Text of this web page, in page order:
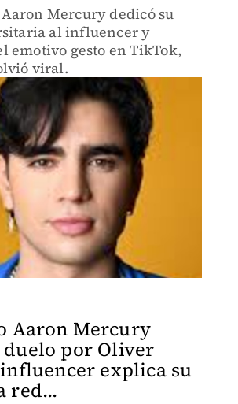
Mercury dedicó su
al influencer y
emotivo gesto en TikTok,
viral.
Aaron Mercury
duelo por Oliver
explica su
red...